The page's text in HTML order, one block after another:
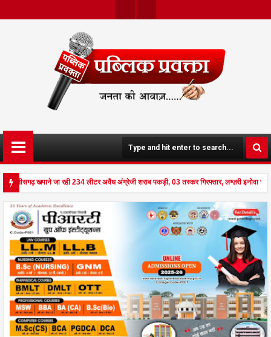
Ter
Boo
K
छत्तीसगढ़ खपाने जा रही 234 लीटर अवैध अंग्रेजी शराब पकड़ी, 03 तस्कर गिरफ्तार, लग्ज़री इनोवा
दहला अनूपपुर - घर पर किसान व नौकरानी का मिला रक्तरंजित शव, पत्नी गंभीर घायल में मेडिकल